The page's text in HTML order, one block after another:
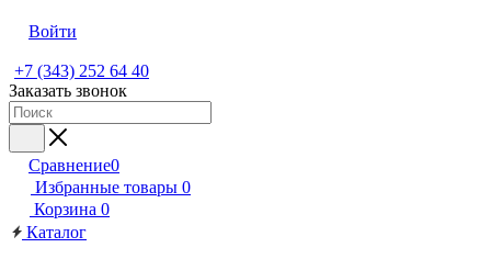
Войти
+7 (343) 252 64 40
Заказать звонок
Сравнение0
Избранные товары 0
Корзина 0
Каталог